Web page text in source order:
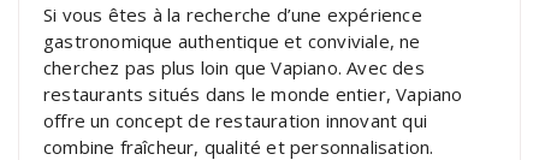
Si vous êtes à la recherche d’une expérience
gastronomique authentique et conviviale, ne
cherchez pas plus loin que Vapiano. Avec des
restaurants situés dans le monde entier, Vapiano
offre un concept de restauration innovant qui
combine fraîcheur, qualité et personnalisation.